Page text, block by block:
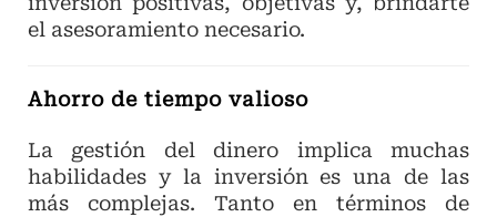
el asesoramiento necesario.
Ahorro de tiempo valioso
La gestión del dinero implica muchas
habilidades y la inversión es una de las
más complejas. Tanto en términos de